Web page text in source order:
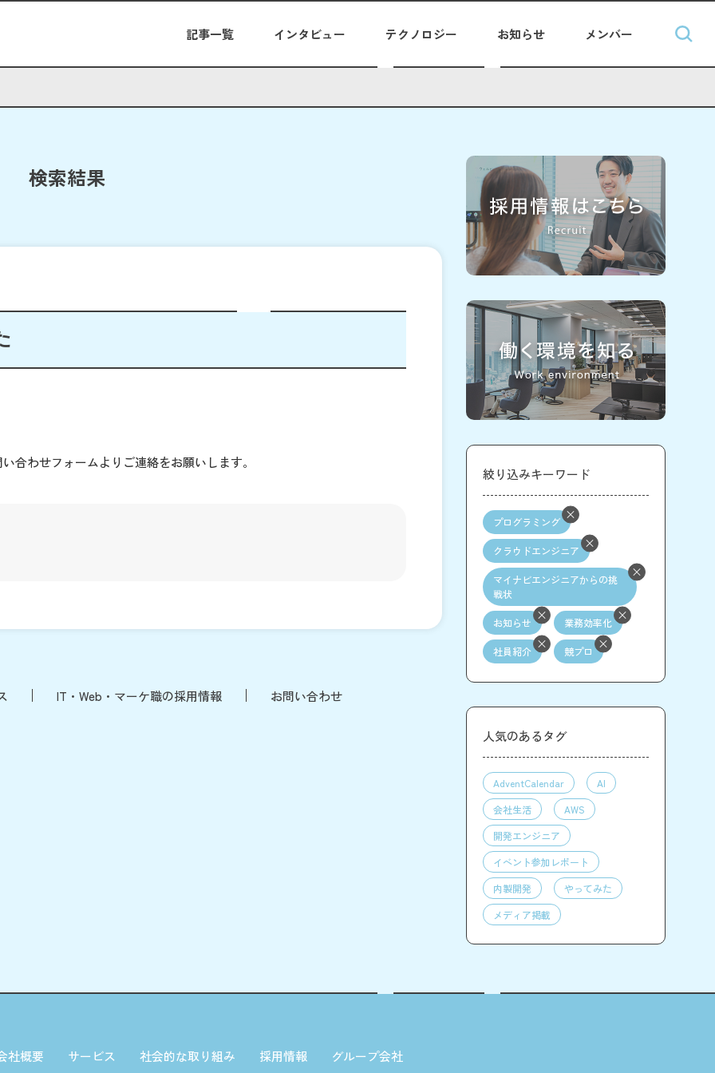
記事一覧 インタビュー テクノロジー お知らせ メンバー
検索結果
合わせフォームよりご連絡をお願いします。
IT・Web・マーケ職の採用情報 お問い合わせ
絞り込みキーワード
プログラミング
クラウドエンジニア
マイナビエンジニアからの挑
戦状
お知らせ 業務効率化
社員紹介 競プロ
人気のあるタグ
AdventCalendar
AI
会社生活
AWS
開発エンジニア
イベント参加レポート
内製開発
やってみた
メディア掲載
社概要 サービス 社会的な取り組み 採用情報 グループ会社